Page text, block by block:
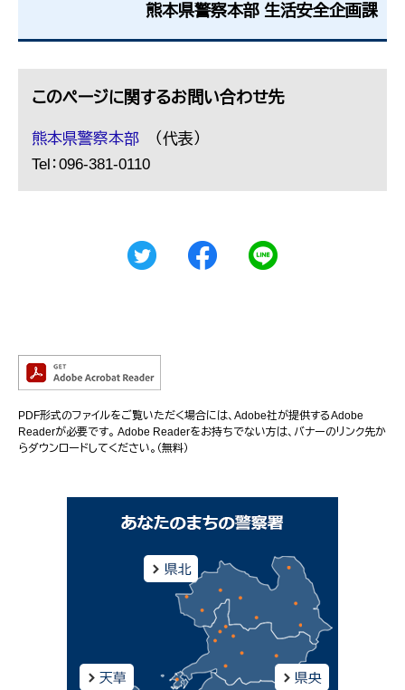
熊本県警察本部 生活安全企画課
このページに関するお問い合わせ先
熊本県警察本部
（代表）
Tel：096-381-0110
PDF形式のファイルをご覧いただく場合には、Adobe社が提供するAdobe
Readerが必要です。 Adobe Readerをお持ちでない方は、バナーのリンク先か
らダウンロードしてください。（無料）